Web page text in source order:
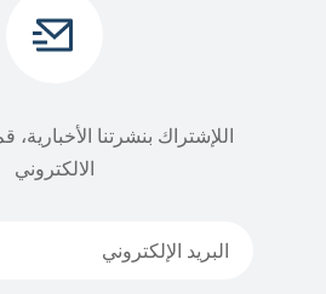
اللإشتراك بنشرتنا
الالكتروني